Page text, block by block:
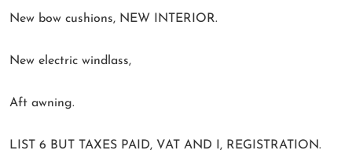
New bow cushions, NEW INTERIOR.
New electric windlass,
Aft awning.
LIST 6 BUT TAXES PAID, VAT AND I, REGISTRATION.